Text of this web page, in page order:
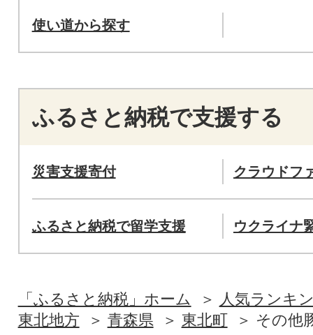
使い道から探す
ふるさと納税で支援する
災害支援寄付 クラウドフ
ふるさと納税で留学支援 ウクライナ
「ふるさと納税」ホーム
人気ランキ
東北地方
青森県 東北町 その他